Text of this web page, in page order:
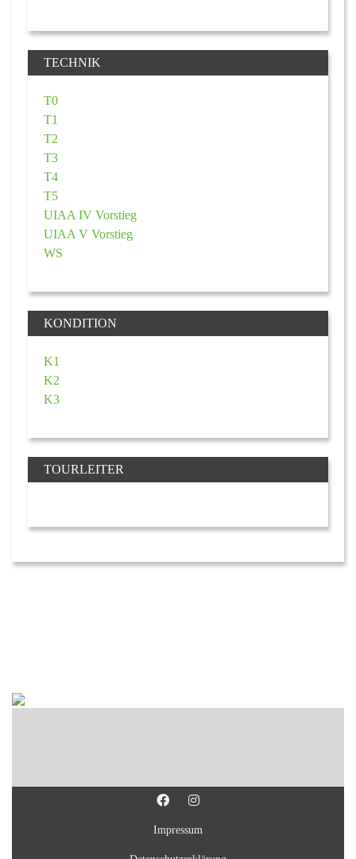
TECHNIK
T0
T1
T2
T3
T4
T5
UIAA IV Vorstieg
UIAA V Vorstieg
WS
KONDITION
K1
K2
K3
TOURLEITER
Impressum